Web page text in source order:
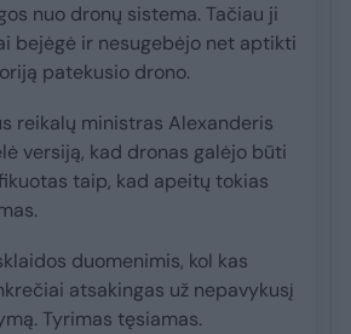
nuo dronų sistema. Tačiau ji
bejėgė ir nesugebėjo net aptikti
patekusio drono.
reikalų ministras Alexanderis
versiją, kad dronas galėjo būti
taip, kad apeitų tokias
duomenimis, kol kas
atsakingas už nepavykusį
Tyrimas tęsiamas.